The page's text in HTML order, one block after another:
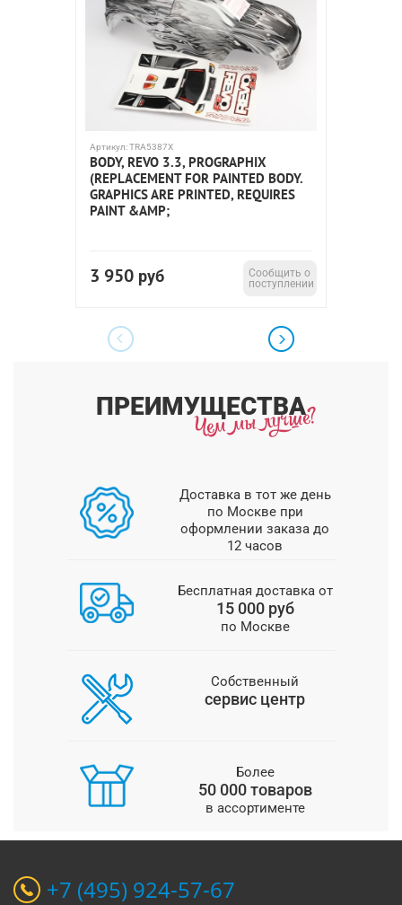
Артикул:TRA5387X
BODY, REVO 3.3, PROGRAPHIX
(REPLACEMENT FOR PAINTED BODY.
GRAPHICS ARE PRINTED, REQUIRES
PAINT &AMP;
3 950 руб
Сообщить о
поступлении
ПРЕИМУЩЕСТВА
Доставка в тот же день
по Москве при
оформлении заказа до
12 часов
Бесплатная доставка от
15 000 руб
по Москве
Собственный
сервис центр
Более
50 000 товаров
в ассортименте
+7 (495) 924-57-67